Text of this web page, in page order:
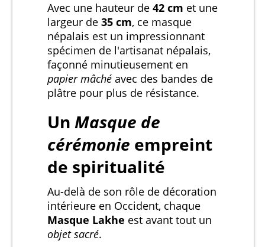
Avec une hauteur de 42 cm et une
largeur de 35 cm, ce masque
népalais est un impressionnant
spécimen de l'artisanat népalais,
façonné minutieusement en
papier mâché avec des bandes de
plâtre pour plus de résistance.
Un Masque de
cérémonie empreint
de spiritualité
Au-delà de son rôle de décoration
intérieure en Occident, chaque
Masque Lakhe est avant tout un
objet sacré.